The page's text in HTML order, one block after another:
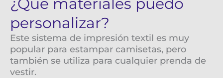
personalizar?
Este sistema de impresión textil es muy
popular para estampar camisetas, pero
también se utiliza para cualquier prenda de
vestir.